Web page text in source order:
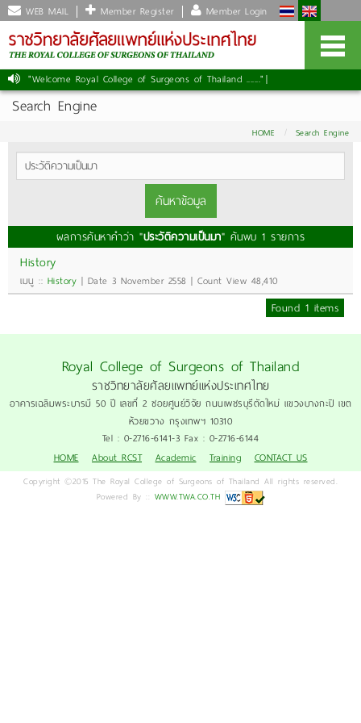
WEB MAIL Member Register Member Login
"Welcome Royal College of Surgeons of Thailand ......." |
Search Engine
HOME Search Engine
ค้นหาข้อมูล
ผลการค้นหาคำว่า "ประวัติความเป็นมา" ค้นพบ 1 รายการ
History
เมนู :: History | Date 3 November 2558 | Count View 48,410
Found 1 items
Royal College of Surgeons of Thailand
ราชวิทยาลัยศัลยแพทย์แห่งประเทศไทย
อาคารเฉลิมพระบารมี 50 ปี เลขที่ 2 ซอยศูนย์วิจัย ถนนเพชรบุรีตัดใหม่ แขวงบางกะปิ เขต
ห้วยขวาง กรุงเทพฯ 10310
Tel : 0-2716-6141-3 Fax : 0-2716-6144
HOME
About RCST Academic Training CONTACT US
Copyright ©2015 The Royal College of Surgeons of Thailand All rights reserved.
Powered By :: WWW.TWA.CO.TH